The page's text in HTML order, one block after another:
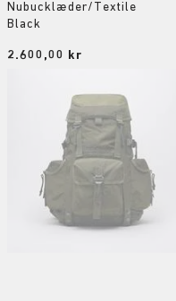
Nubucklæder/Textile
Black
Price:
2.600,00 kr